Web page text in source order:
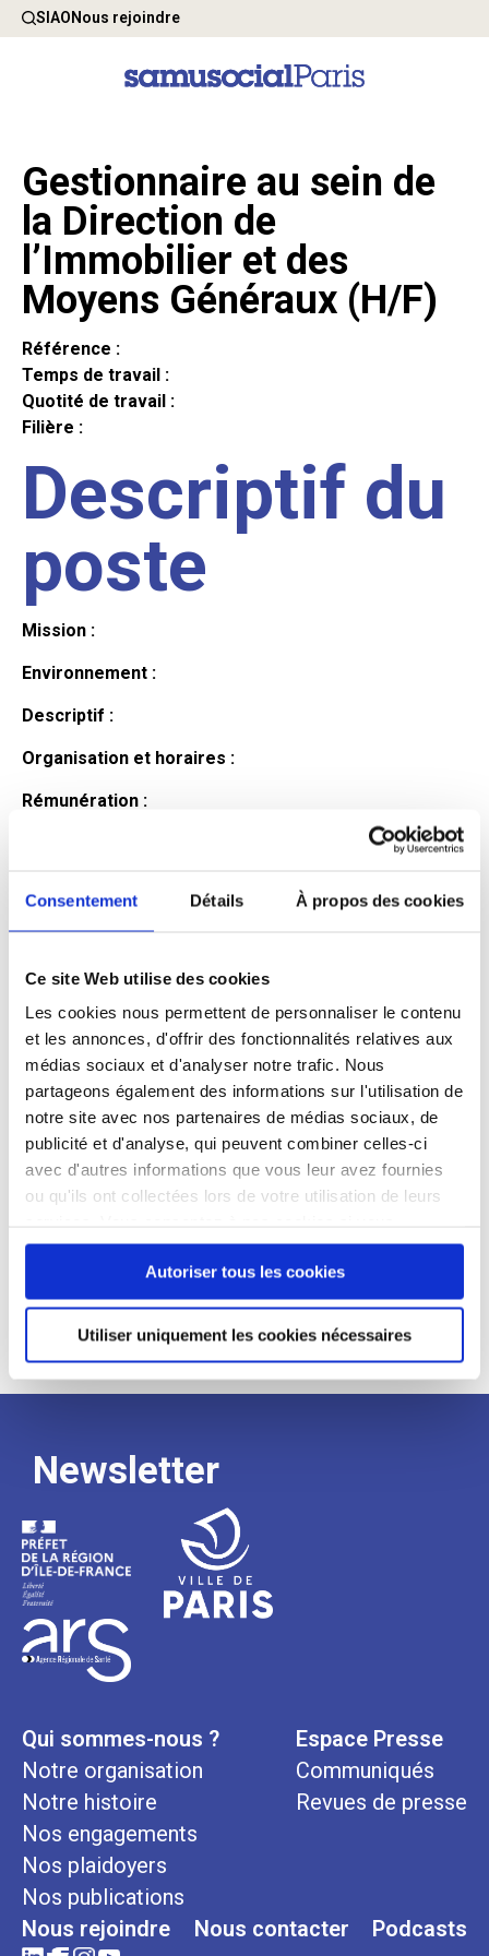
Consentement Détails À propos des cookies
Ce site Web utilise des cookies
Les cookies nous permettent de personnaliser le contenu
et les annonces, d'offrir des fonctionnalités relatives aux
médias sociaux et d'analyser notre trafic. Nous
partageons également des informations sur l'utilisation de
notre site avec nos partenaires de médias sociaux, de
publicité et d'analyse, qui peuvent combiner celles-ci
avec d'autres informations que vous leur avez fournies
ou qu'ils ont collectées lors de votre utilisation de leurs
continuez à utiliser notre site Web.
Autoriser tous les cookies
Utiliser uniquement les cookies nécessaires
SIAONous rejoindre
Gestionnaire au sein de
la Direction de
l’Immobilier et des
Moyens Généraux (H/F)
Référence :
Temps de travail :
Quotité de travail :
Filière :
Descriptif du
poste
Mission :
Environnement :
Descriptif :
Organisation et horaires :
Rémunération :
Profil du
candidat
Qualifications et diplômes :
Profil recherché :
Processus
de
recrutement
Newsletter
Qui sommes-nous ?
Notre organisation
Notre histoire
Nos engagements
Nos plaidoyers
Nos publications
Espace Presse
Communiqués
Revues de presse
Nous rejoindre Nous contacter Podcasts